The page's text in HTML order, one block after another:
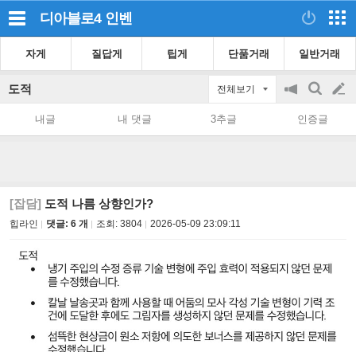
디아블로4 인벤
자게 질답게 팁게 단품거래 일반거래
도적 전체보기
공
on/off
검
색
글
쓰
내글 내 댓글 3추글 인증글
[잡담] 도적 나름 상향인가?
힙라인 댓글: 6 개 조회: 3804 2026-05-09 23:09:11